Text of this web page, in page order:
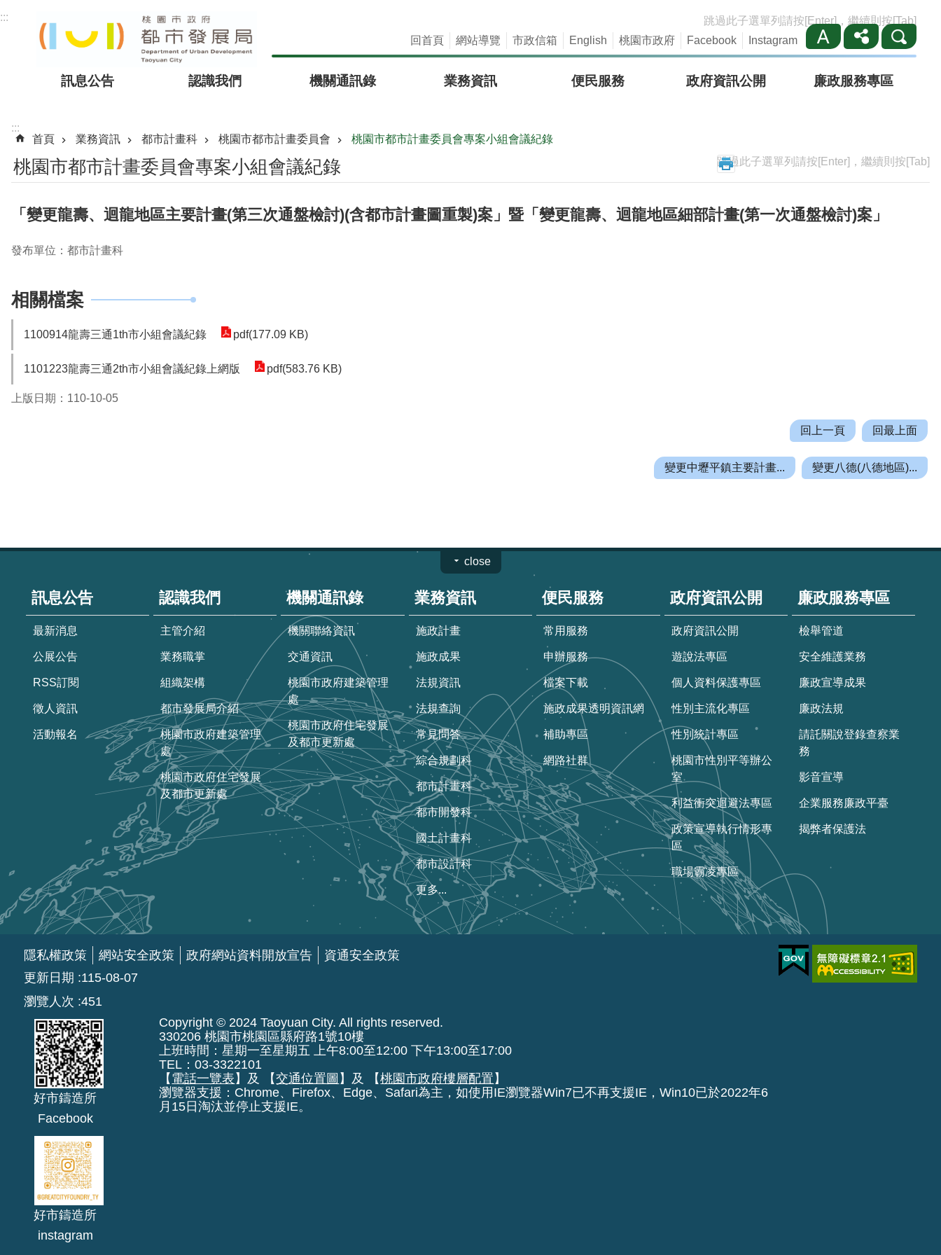
跳到主要內容區塊
:::
跳過此子選單列請按[Enter]，繼續則按[Tab]
回首頁
網站導覽 市政信箱 English 桃園市政府 Facebook Instagram
訊息公告 認識我們 機關通訊錄 業務資訊 便民服務 政府資訊公開 廉政服務專區
:::
首頁
業務資訊 都市計畫科 桃園市都市計畫委員會 桃園市都市計畫委員會專案小組會議紀錄
桃園市都市計畫委員會專案小組會議紀錄 跳過此子選單列請按[Enter]，繼續則按[Tab]
「變更龍壽、迴龍地區主要計畫(第三次通盤檢討)(含都市計畫圖重製)案」暨「變更龍壽、迴龍地區細部計畫(第一次通盤檢討)案」
發布單位：都市計畫科
相關檔案
1100914龍壽三通1th市小組會議紀錄 pdf(177.09 KB)
1101223龍壽三通2th市小組會議紀錄上網版 pdf(583.76 KB)
上版日期：110-10-05
回上一頁 回最上面
變更中壢平鎮主要計畫... 變更八德(八德地區)...
close
訊息公告
最新消息
公展公告
RSS訂閱
徵人資訊
活動報名
認識我們
主管介紹
業務職掌
組織架構
都市發展局介紹
桃園市政府建築管理
處
桃園市政府住宅發展
及都市更新處
機關通訊錄
機關聯絡資訊
交通資訊
桃園市政府建築管理
處
桃園市政府住宅發展
及都市更新處
業務資訊
施政計畫
施政成果
法規資訊
法規查詢
常見問答
綜合規劃科
都市計畫科
都市開發科
國土計畫科
都市設計科
更多...
便民服務
常用服務
申辦服務
檔案下載
施政成果透明資訊網
補助專區
網路社群
政府資訊公開
政府資訊公開
遊說法專區
個人資料保護專區
性別主流化專區
性別統計專區
桃園市性別平等辦公
室
利益衝突迴避法專區
政策宣導執行情形專
區
職場霸凌專區
廉政服務專區
檢舉管道
安全維護業務
廉政宣導成果
廉政法規
請託關說登錄查察業
務
影音宣導
企業服務廉政平臺
揭弊者保護法
隱私權政策 網站安全政策 政府網站資料開放宣告
資通安全政策
更新日期 115-08-07
瀏覽人次 451
好市鑄造所
Facebook
好市鑄造所
instagram
Copyright © 2024 Taoyuan City. All rights reserved.
330206 桃園市桃園區縣府路1號10樓
上班時間：星期一至星期五 上午8:00至12:00 下午13:00至17:00
TEL：03-3322101
【 電話一覽表 】及 【交通位置圖 】及 【桃園市政府樓層配置 】
瀏覽器支援：Chrome、Firefox、Edge、Safari為主，如使用IE瀏覽器Win7已不再支援IE，Win10已於2022年6
月15日淘汰並停止支援IE。